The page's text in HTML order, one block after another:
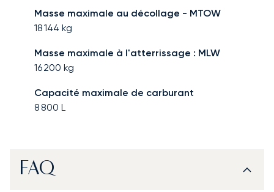
Masse maximale au décollage - MTOW
18 144 kg
Masse maximale à l'atterrissage : MLW
16 200 kg
Capacité maximale de carburant
8 800 L
FAQ